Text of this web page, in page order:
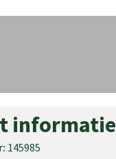
informatie
145985